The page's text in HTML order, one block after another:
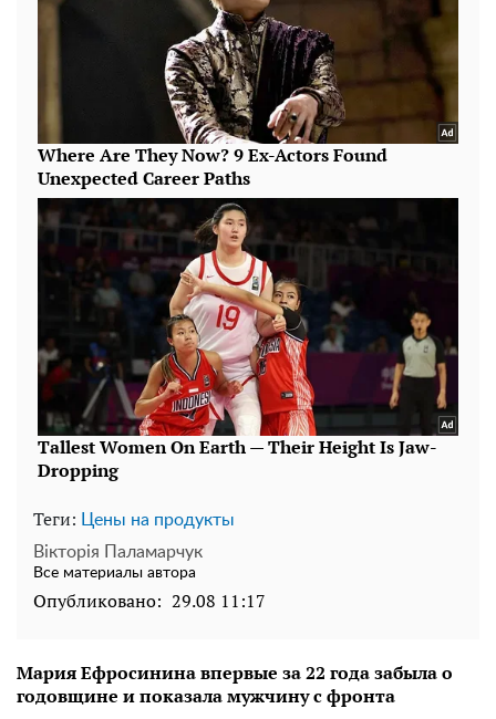
Теги: Цены на продукты
Вікторія Паламарчук
Все материалы автора
Опубликовано: 29.08 11:17
Мария Ефросинина впервые за 22 года забыла о
годовщине и показала мужчину с фронта